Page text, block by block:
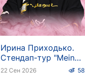
Ирина Приходько.
Стендап-тур "Mein
Tag"
22 Сен 2026